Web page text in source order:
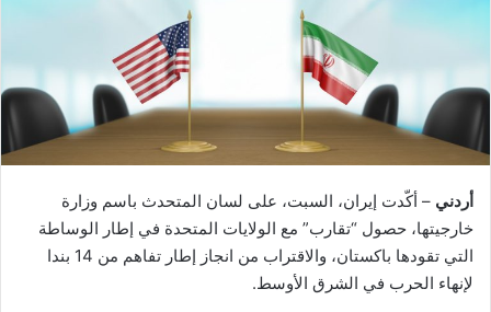
أردني – أكّدت إيران، السبت، على لسان المتحدث باسم وزارة
خارجيتها، حصول “تقارب” مع الولايات المتحدة في إطار الوساطة
التي تقودها باكستان، والاقتراب من انجاز إطار تفاهم من 14 بندا
لإنهاء الحرب في الشرق الأوسط.